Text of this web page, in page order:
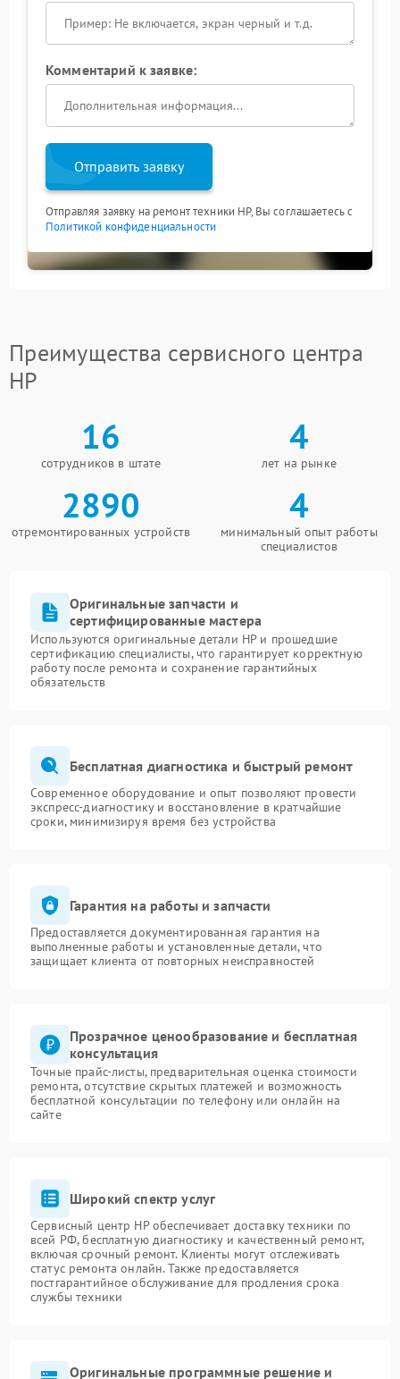
Комментарий к заявке:
Отправить заявку
Отправляя заявку на ремонт техники HP, Вы соглашаетесь с
Политикой конфиденциальности
Преимущества сервисного центра
HP
16
сотрудников в штате
4
лет на рынке
2890
отремонтированных устройств
4
минимальный опыт работы
специалистов
Оригинальные запчасти и
сертифицированные мастера
Используются оригинальные детали HP и прошедшие
сертификацию специалисты, что гарантирует корректную
работу после ремонта и сохранение гарантийных
обязательств
Бесплатная диагностика и быстрый ремонт
Современное оборудование и опыт позволяют провести
экспресс-диагностику и восстановление в кратчайшие
сроки, минимизируя время без устройства
Гарантия на работы и запчасти
Предоставляется документированная гарантия на
выполненные работы и установленные детали, что
защищает клиента от повторных неисправностей
Прозрачное ценообразование и бесплатная
консультация
Точные прайс-листы, предварительная оценка стоимости
ремонта, отсутствие скрытых платежей и возможность
бесплатной консультации по телефону или онлайн на
сайте
Широкий спектр услуг
Сервисный центр HP обеспечивает доставку техники по
всей РФ, бесплатную диагностику и качественный ремонт,
включая срочный ремонт. Клиенты могут отслеживать
статус ремонта онлайн. Также предоставляется
постгарантийное обслуживание для продления срока
службы техники
Оригинальные программные решение и